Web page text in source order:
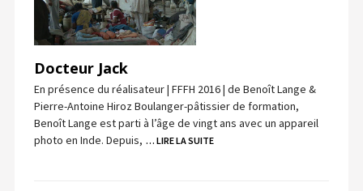
Docteur Jack
En présence du réalisateur | FFFH 2016 | de Benoît Lange &
Pierre-Antoine Hiroz Boulanger-pâtissier de formation,
Benoît Lange est parti à l’âge de vingt ans avec un appareil
photo en Inde. Depuis, … LIRE LA SUITE